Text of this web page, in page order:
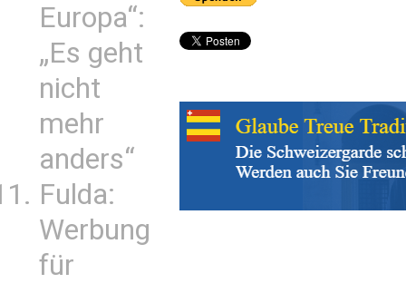
Europa“:
„Es geht
nicht
mehr
anders“
Fulda:
Werbung
für